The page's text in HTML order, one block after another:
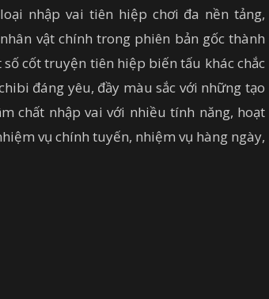
nhập vai tiên hiệp chơi đa nền tảng,
vật chính trong phiên bản gốc thành
cốt truyện tiên hiệp biến tấu khác chắc
đáng yêu, đầy màu sắc với những tạo
chất nhập vai với nhiều tính năng, hoạt
vụ chính tuyến, nhiệm vụ hàng ngày,